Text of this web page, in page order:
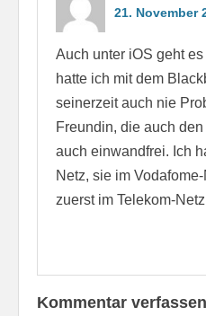
21. November
Auch unter iOS geht
hatte ich mit dem
seinerzeit auch nie
Freundin, die auch
auch einwandfrei. Ich
Netz, sie im
zuerst im Telekom-
Kommentar verfassen